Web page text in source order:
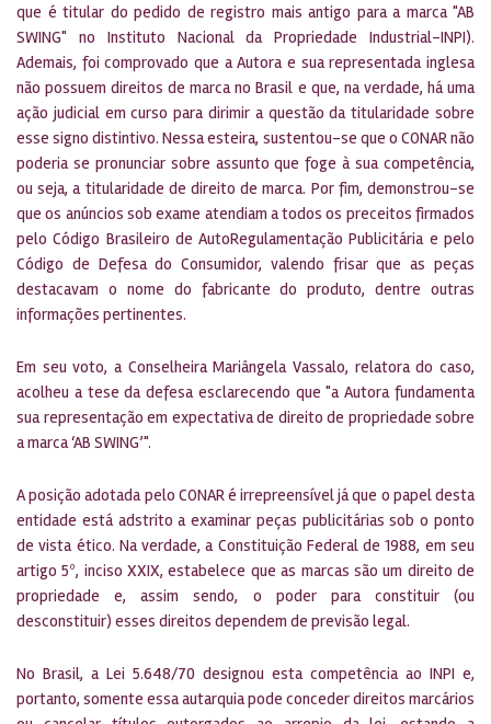
que é titular do pedido de registro mais antigo para a marca "AB
SWING" no Instituto Nacional da Propriedade Industrial-INPI).
Ademais, foi comprovado que a Autora e sua representada inglesa
não possuem direitos de marca no Brasil e que, na verdade, há uma
ação judicial em curso para dirimir a questão da titularidade sobre
esse signo distintivo. Nessa esteira, sustentou-se que o CONAR não
poderia se pronunciar sobre assunto que foge à sua competência,
ou seja, a titularidade de direito de marca. Por fim, demonstrou-se
que os anúncios sob exame atendiam a todos os preceitos firmados
pelo Código Brasileiro de AutoRegulamentação Publicitária e pelo
Código de Defesa do Consumidor, valendo frisar que as peças
destacavam o nome do fabricante do produto, dentre outras
informações pertinentes.
Em seu voto, a Conselheira Mariângela Vassalo, relatora do caso,
acolheu a tese da defesa esclarecendo que "a Autora fundamenta
sua representação em expectativa de direito de propriedade sobre
a marca ‘AB SWING’".
A posição adotada pelo CONAR é irrepreensível já que o papel desta
entidade está adstrito a examinar peças publicitárias sob o ponto
de vista ético. Na verdade, a Constituição Federal de 1988, em seu
artigo 5º, inciso XXIX, estabelece que as marcas são um direito de
propriedade e, assim sendo, o poder para constituir (ou
desconstituir) esses direitos dependem de previsão legal.
No Brasil, a Lei 5.648/70 designou esta competência ao INPI e,
portanto, somente essa autarquia pode conceder direitos marcários